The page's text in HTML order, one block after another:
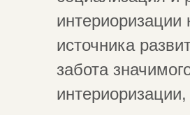
интериоризации
источника
забота